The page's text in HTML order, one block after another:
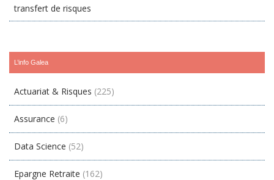
transfert de risques
L’info Galea
Actuariat & Risques (225)
Assurance (6)
Data Science (52)
Epargne Retraite (162)